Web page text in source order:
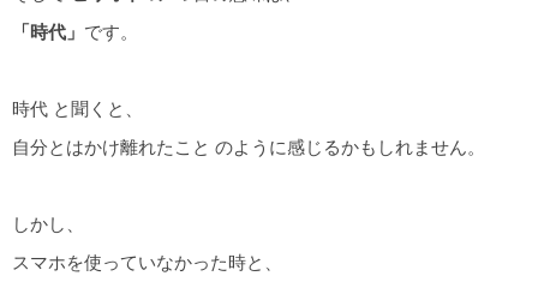
「時代」 です。
時代 と聞くと、
自分とはかけ離れたこと のように感じるかもしれません。
しかし、
スマホを使っていなかった時と、